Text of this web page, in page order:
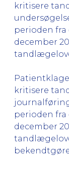
kritisere
perioden fra
december
kritisere
perioden fra
december